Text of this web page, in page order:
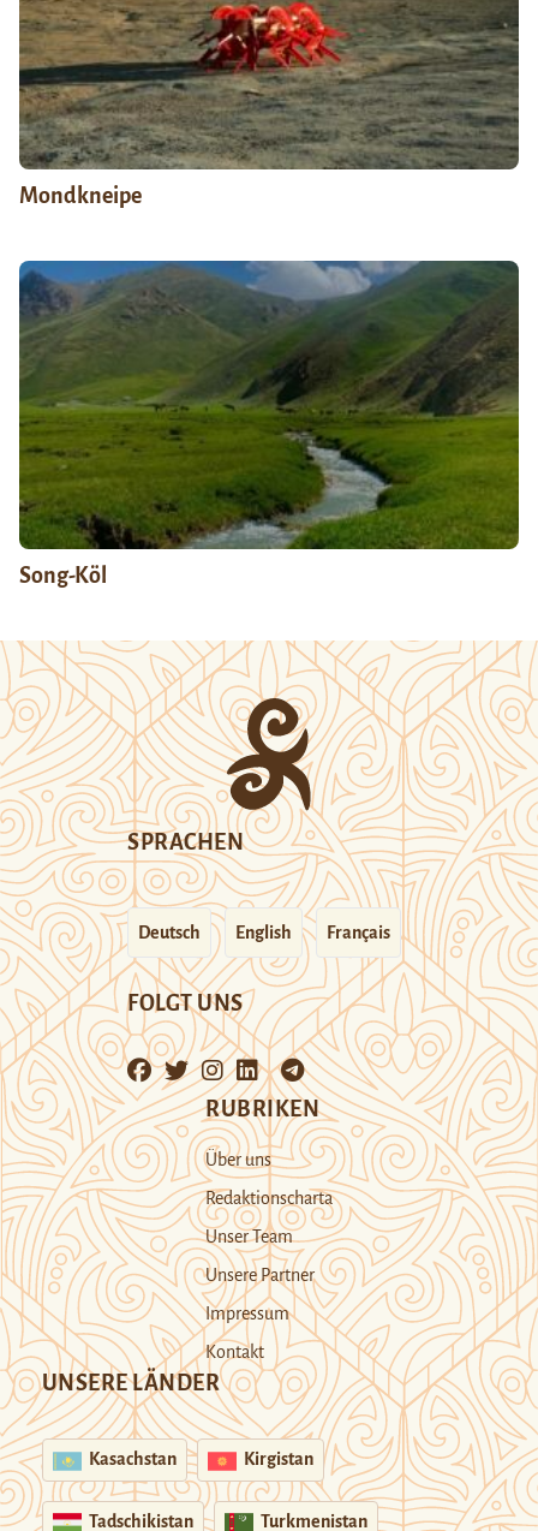
Mondkneipe
Song-Köl
SPRACHEN
Deutsch English Français
FOLGT UNS
RUBRIKEN
Über uns
Redaktionscharta
Unser Team
Unsere Partner
Impressum
Kontakt
UNSERE LÄNDER
Kasachstan Kirgistan
Tadschikistan Turkmenistan